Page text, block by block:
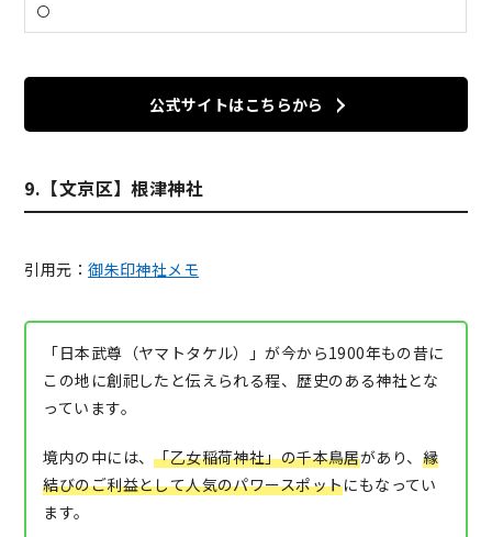
〇
公式サイトはこちらから
9.【文京区】根津神社
引用元：御朱印神社メモ
「日本武尊（ヤマトタケル）」が今から1900年もの昔に
この地に創祀したと伝えられる程、歴史のある神社とな
っています。
境内の中には、「乙女稲荷神社」の千本鳥居があり、 縁
結びのご利益として人気のパワースポットにもなってい
ます。